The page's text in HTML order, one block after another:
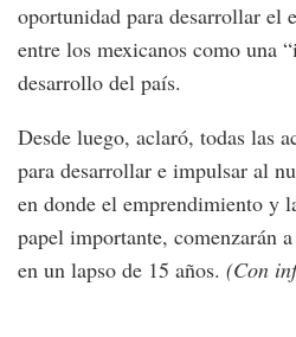
oportunidad para desarrollar el
entre los mexicanos como una
desarrollo del país.
Desde luego, aclaró, todas las
para desarrollar e impulsar al
en donde el emprendimiento y
papel importante, comenzarán
en un lapso de 15 años. (Con